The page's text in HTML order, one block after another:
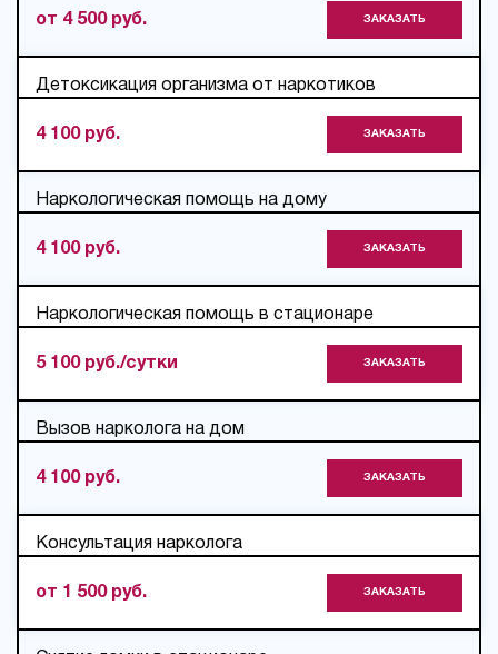
от 4 500 руб. ЗАКАЗАТЬ
Детоксикация организма от наркотиков
4 100 руб. ЗАКАЗАТЬ
Наркологическая помощь на дому
4 100 руб. ЗАКАЗАТЬ
Наркологическая помощь в стационаре
5 100 руб./сутки ЗАКАЗАТЬ
Вызов нарколога на дом
4 100 руб. ЗАКАЗАТЬ
Консультация нарколога
от 1 500 руб. ЗАКАЗАТЬ